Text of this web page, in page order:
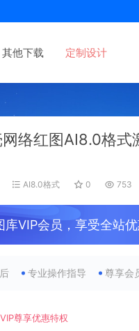
其他下载 定制设计
络红图AI8.0格式
AI8.0格式 0 753
库VIP会员，享受全站优
专业操作指导 尊享会
尊享优惠特权